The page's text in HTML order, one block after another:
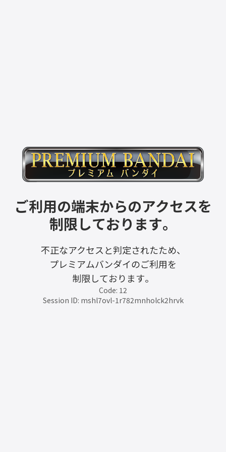
ご利用の端末からのアクセスを
制限しております。
不正なアクセスと判定されたため、
プレミアムバンダイのご利用を
制限しております。
Code: 12
Session ID: mshl7ovl-1r782mnholck2hrvk